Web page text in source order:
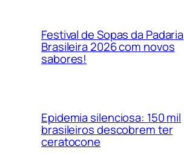
Festival de Sopas da Padaria
Brasileira 2026 com novos
sabores!
Epidemia silenciosa: 150 mil
brasileiros descobrem ter
ceratocone